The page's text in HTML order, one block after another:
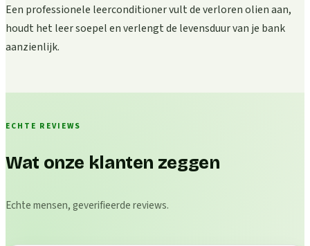
Een professionele leerconditioner vult de verloren olien aan,
houdt het leer soepel en verlengt de levensduur van je bank
aanzienlijk.
ECHTE REVIEWS
Wat onze klanten zeggen
Echte mensen, geverifieerde reviews.